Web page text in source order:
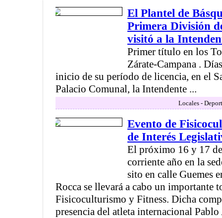
El Plantel de
Primera División
visitó a la
Primer título en los
Zárate-Campana .
inicio de su período de licencia, en el
Palacio Comunal, la Intendente ...
Locales -
Evento de
de Interés
El próximo 16 y 17
corriente año en la
sito en calle Guemes
Rocca se llevará a cabo un importante
Fisicoculturismo y Fitness. Dicha
presencia del atleta internacional Pablo